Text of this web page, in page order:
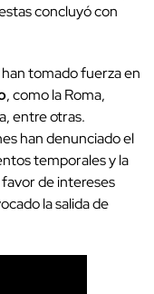
concluyó con
han tomado fuerza en
, como la Roma,
entre otras.
han denunciado el
temporales y la
de intereses
la salida de